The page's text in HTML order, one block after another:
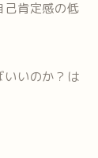
己肯定感の低
いいのか？は